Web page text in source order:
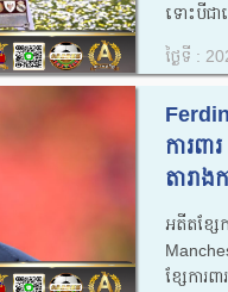
ទោះបីជា
ថ្ងៃទី :
ការពា
តារា
អតីតខ្ស
ខ្សែការ